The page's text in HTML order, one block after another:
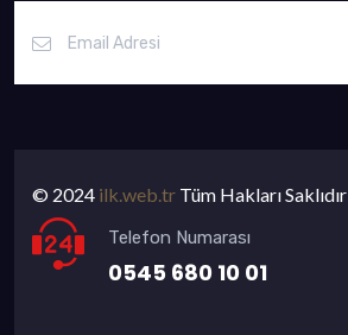
© 2024 ilk.web.tr Tüm Hakları Saklıdır
Telefon Numarası
0545 680 10 01